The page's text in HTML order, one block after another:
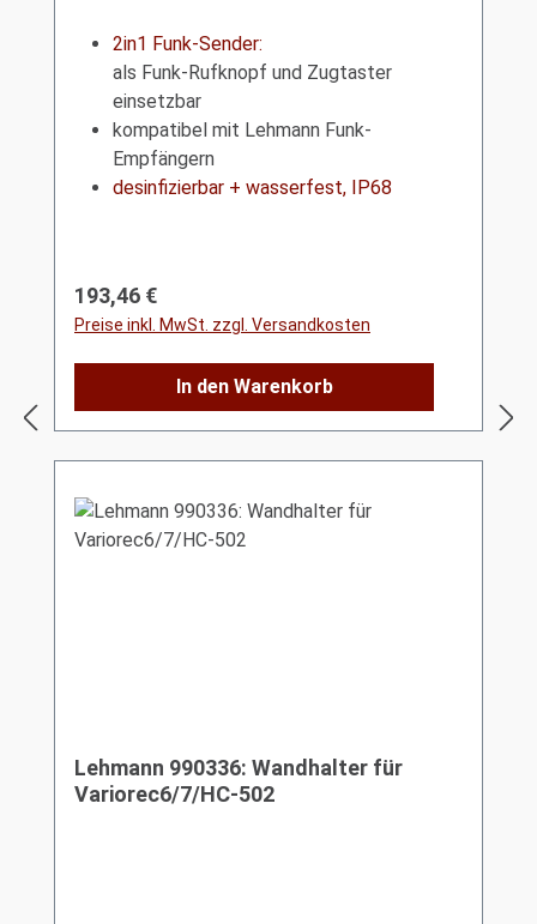
2in1 Funk-Sender:
als Funk-Rufknopf und Zugtaster
einsetzbar
kompatibel mit Lehmann Funk-
Empfängern
desinfizierbar + wasserfest, IP68
Regulärer Preis:
193,46 €
Preise inkl. MwSt. zzgl. Versandkosten
In den Warenkorb
Lehmann 990336: Wandhalter für
Variorec6/7/HC-502